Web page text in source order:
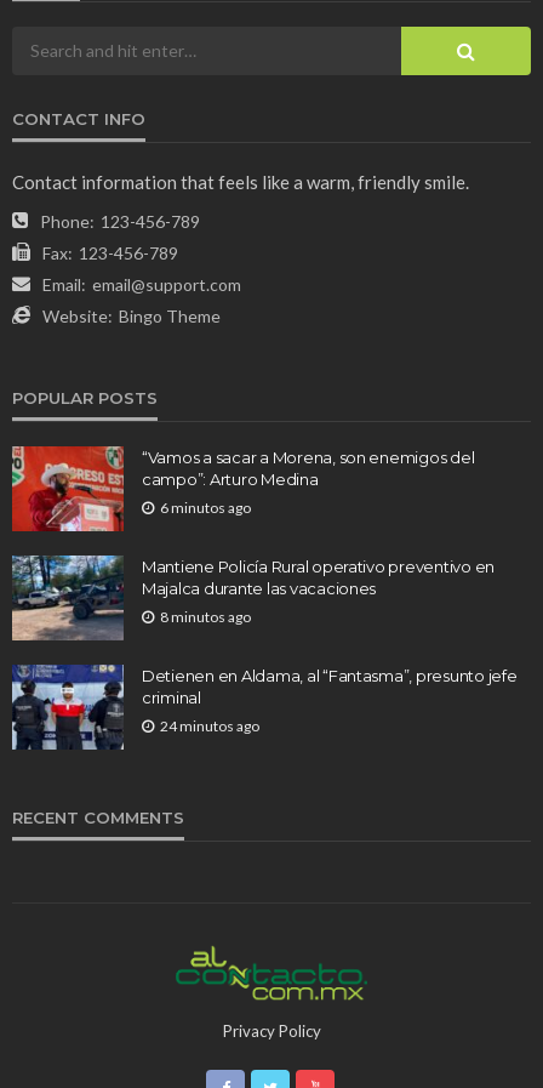
CONTACT INFO
Contact information that feels like a warm, friendly smile.
Phone: 123-456-789
Fax: 123-456-789
Email: email@support.com
Website: Bingo Theme
POPULAR POSTS
“Vamos a sacar a Morena, son enemigos del
campo”: Arturo Medina
6 minutos ago
Mantiene Policía Rural operativo preventivo en
Majalca durante las vacaciones
8 minutos ago
Detienen en Aldama, al “Fantasma”, presunto jefe
criminal
24 minutos ago
RECENT COMMENTS
Privacy Policy